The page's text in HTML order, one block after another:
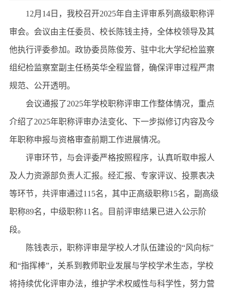
12月14日，我校召开2025年自主评审系列高级职称评
审会。会议由主任委员、校长陈钱主持，全体校领导及其
他执行评委参加。政协委员陈俊芳、驻中北大学纪检监察
组纪检监察室副主任杨英华全程监督，确保评审过程严肃
规范、公开透明。
会议通报了2025年学校职称评审工作整体情况，重点
介绍了2025年职称评审办法变化、下一步拟修订内容及今
年职称申报与资格审查前期工作进展情况。
评审环节，与会评委严格按照程序，认真听取申报人
及人力资源部负责人汇报。经汇报、专家评议、投票表决
等环节，共评审通过115名，其中正高级职称15名，副高级
职称89名，中级职称11名。目前评审结果已进入公示阶
段。
陈钱表示，职称评审是学校人才队伍建设的“风向标”
和“指挥棒”，关系到教师职业发展与学校学术生态，学校
将持续优化评审办法，维护学术权威性与科学性，努力营